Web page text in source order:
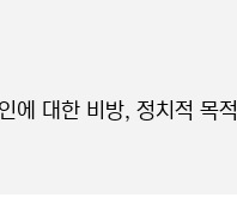
에 대한 비방, 정치적 목